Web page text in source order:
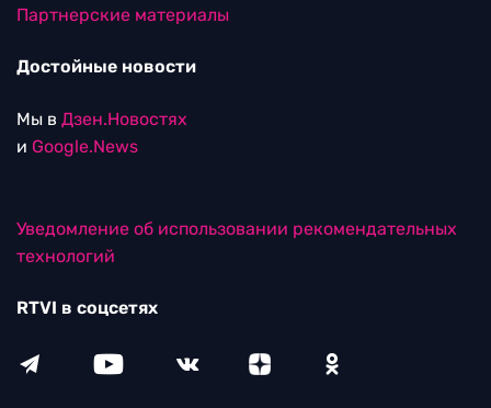
Партнерские материалы
Достойные новости
Мы в Дзен.Новостях
и Google.News
Уведомление об использовании рекомендательных
технологий
RTVI в соцсетях